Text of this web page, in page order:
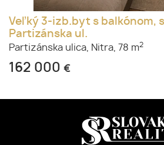
Veľký 3-izb.byt s balkónom,
Partizánska ul.
Partizánska ulica, Nitra, 78 m2
162 000 €